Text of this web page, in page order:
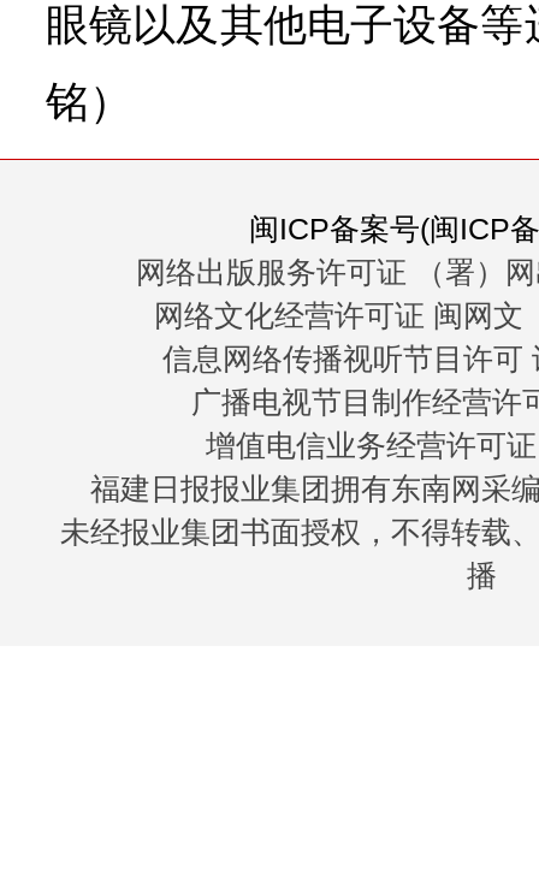
眼镜以及其他电子设备
铭）
闽ICP备案号(闽ICP
网络出版服务许可证 （署）
网络文化经营许可证 闽网文
信息网络传播视听节目许可
广播电视节目制作经营许
增值电信业务经营许可
福建日报报业集团拥有东南网采
未经报业集团书面授权，不得转载
播